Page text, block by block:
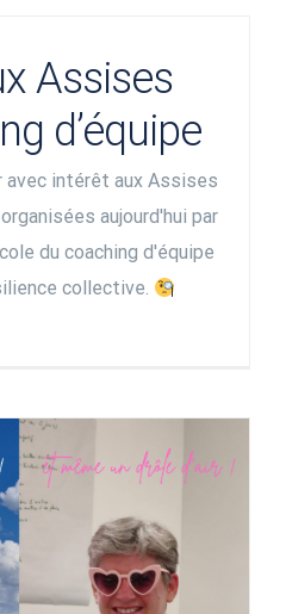
Assises
d’équipe
avec intérêt aux Assises
aujourd'hui par
du coaching d'équipe
collective.